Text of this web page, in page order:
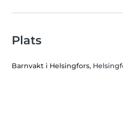
Plats
Barnvakt i Helsingfors,